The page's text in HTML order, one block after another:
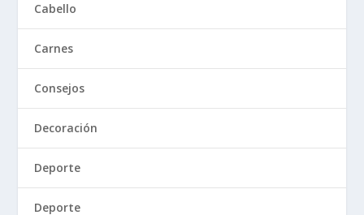
Cabello
Carnes
Consejos
Decoración
Deporte
Deporte